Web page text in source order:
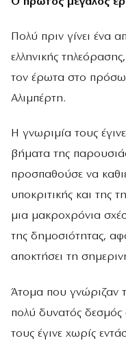
Πολύ πριν γίνει ένα
ελληνικής
τον έρωτα στο
Αλιμπέρτη.
Η γνωριμία τους
βήματα της
προσπαθούσε να
υποκριτικής και της
μια μακροχρόνια
της δημοσιότητας,
αποκτήσει τη
Άτομα που γνώριζαν
πολύ δυνατός
τους έγινε χωρίς